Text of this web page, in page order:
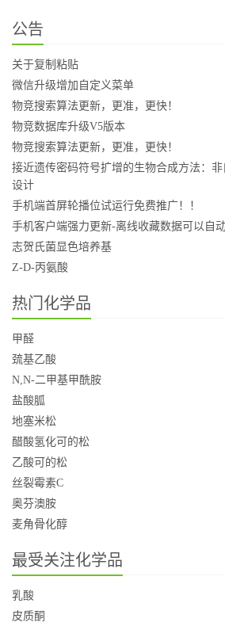
公告
关于复制粘贴
微信升级增加自定义菜单
物竞搜索算法更新，更准，更快！
物竞数据库升级V5版本
物竞搜索算法更新，更准，更快！
接近遗传密码符号扩增的生物合成方法：
设计
手机端首屏轮播位试运行免费推广！！
手机客户端强力更新-离线收藏数据可以自动
志贺氏菌显色培养基
Z-D-丙氨酸
热门化学品
甲醛
巯基乙酸
N,N-二甲基甲酰胺
盐酸胍
地塞米松
醋酸氢化可的松
乙酸可的松
丝裂霉素C
奥芬澳胺
麦角骨化醇
最受关注化学品
乳酸
皮质酮